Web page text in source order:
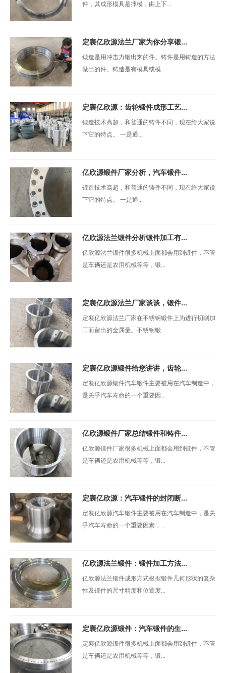
件，其成形模具是摔模，由上下...
定襄亿欣源法兰厂家为你分享锻...
锻造是用冲击力锻出来的件。铸件是用铸造的方法
做出的件。铸造是有模具或模...
定襄亿欣源：齿轮锻件成形工艺...
锻造技术高超，和普通的铸件不同，现在给大家说
下它的特点。 一是通...
亿欣源锻件厂家分析，汽车锻件...
锻造技术高超，和普通的铸件不同，现在给大家说
下它的特点。 一是通...
亿欣源法兰锻件分析锻件加工有...
亿欣源法兰锻件很多机械上面都会用到锻件，不管
是车辆还是农用机械等等，锻...
定襄亿欣源法兰厂家谈谈，锻件...
定襄亿欣源法兰厂家在不锈钢锻件上为进行切削加
工而留出的金属量。不锈钢锻...
定襄亿欣源锻件给您讲讲，齿轮...
定襄亿欣源锻件汽车锻件主要被用在汽车制造中，
是关乎汽车寿命的一个重要因...
亿欣源锻件厂家总结锻件和铸件...
亿欣源锻件厂家很多机械上面都会用到锻件，不管
是车辆还是农用机械等等，锻...
定襄亿欣源：汽车锻件的封闭断...
定襄亿欣源汽车锻件主要被用在汽车制造中，是关
乎汽车寿命的一个重要因素，...
亿欣源法兰锻件：锻件加工方法...
亿欣源法兰锻件成形方式根据锻件几何形状的复杂
性及锻件的尺寸精度和位置度...
定襄亿欣源锻件：汽车锻件的生...
定襄亿欣源锻件很多机械上面都会用到锻件，不管
是车辆还是农用机械等等，锻...